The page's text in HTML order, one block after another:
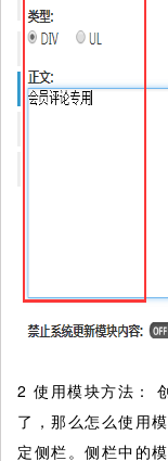
2 使用模块方法：
了，那么怎么使用
定侧栏。侧栏中的